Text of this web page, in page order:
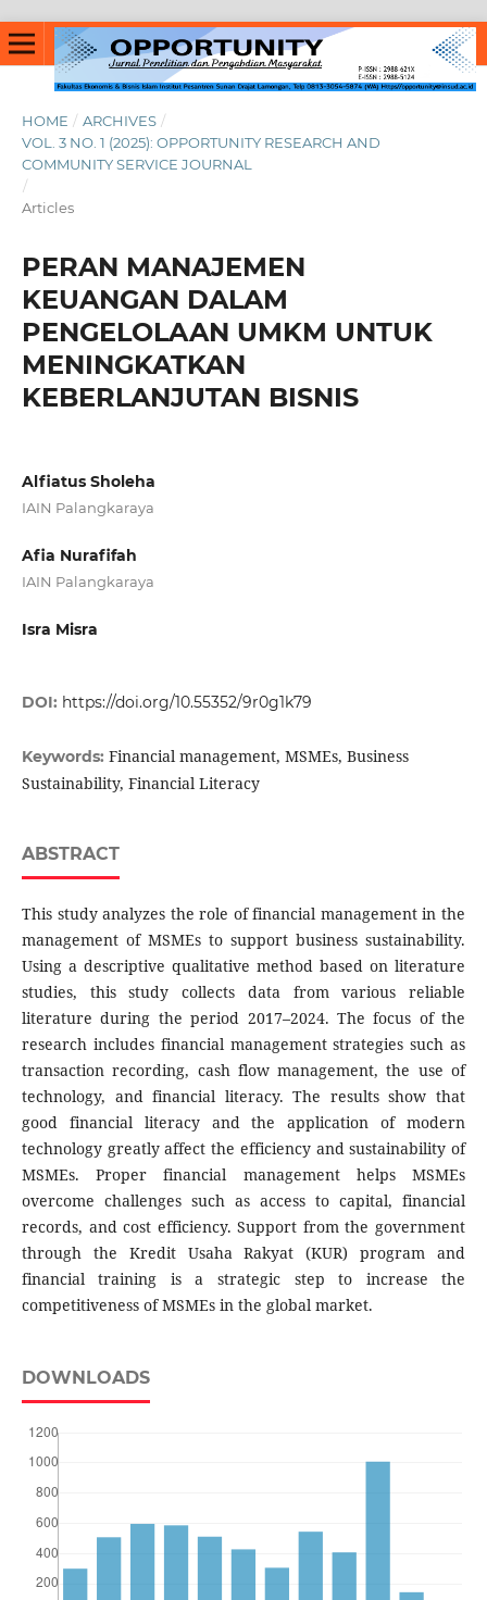
HOME / ARCHIVES /
VOL. 3 NO. 1 (2025): OPPORTUNITY RESEARCH AND
COMMUNITY SERVICE JOURNAL
/
Articles
PERAN MANAJEMEN
KEUANGAN DALAM
PENGELOLAAN UMKM UNTUK
MENINGKATKAN
KEBERLANJUTAN BISNIS
Alfiatus Sholeha
IAIN Palangkaraya
Afia Nurafifah
IAIN Palangkaraya
Isra Misra
DOI: https://doi.org/10.55352/9r0g1k79
Keywords: Financial management, MSMEs, Business
Sustainability, Financial Literacy
ABSTRACT
This study analyzes the role of financial management in the
management of MSMEs to support business sustainability.
Using a descriptive qualitative method based on literature
studies, this study collects data from various reliable
literature during the period 2017–2024. The focus of the
research includes financial management strategies such as
transaction recording, cash flow management, the use of
technology, and financial literacy. The results show that
good financial literacy and the application of modern
technology greatly affect the efficiency and sustainability of
MSMEs. Proper financial management helps MSMEs
overcome challenges such as access to capital, financial
records, and cost efficiency. Support from the government
through the Kredit Usaha Rakyat (KUR) program and
financial training is a strategic step to increase the
competitiveness of MSMEs in the global market.
DOWNLOADS